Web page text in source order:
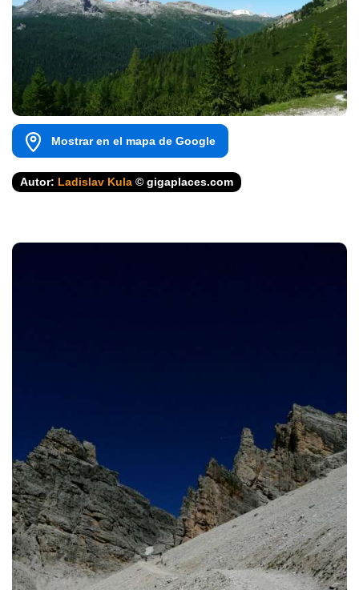
Mostrar en el mapa de Google
Autor: Ladislav Kula © gigaplaces.com